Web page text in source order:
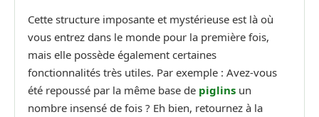
Cette structure imposante et mystérieuse est là où
vous entrez dans le monde pour la première fois,
mais elle possède également certaines
fonctionnalités très utiles. Par exemple : Avez-vous
été repoussé par la même base de piglins un
nombre insensé de fois ? Eh bien, retournez à la